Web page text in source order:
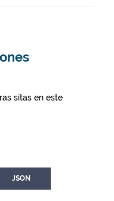
sitas en este
JSON